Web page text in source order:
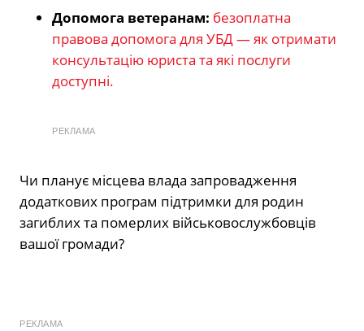
Допомога ветеранам: безоплатна
правова допомога для УБД — як отримати
консультацію юриста та які послуги
доступні.
РЕКЛАМА
Чи планує місцева влада запровадження
додаткових програм підтримки для родин
загиблих та померлих військовослужбовців
вашої громади?
РЕКЛАМА